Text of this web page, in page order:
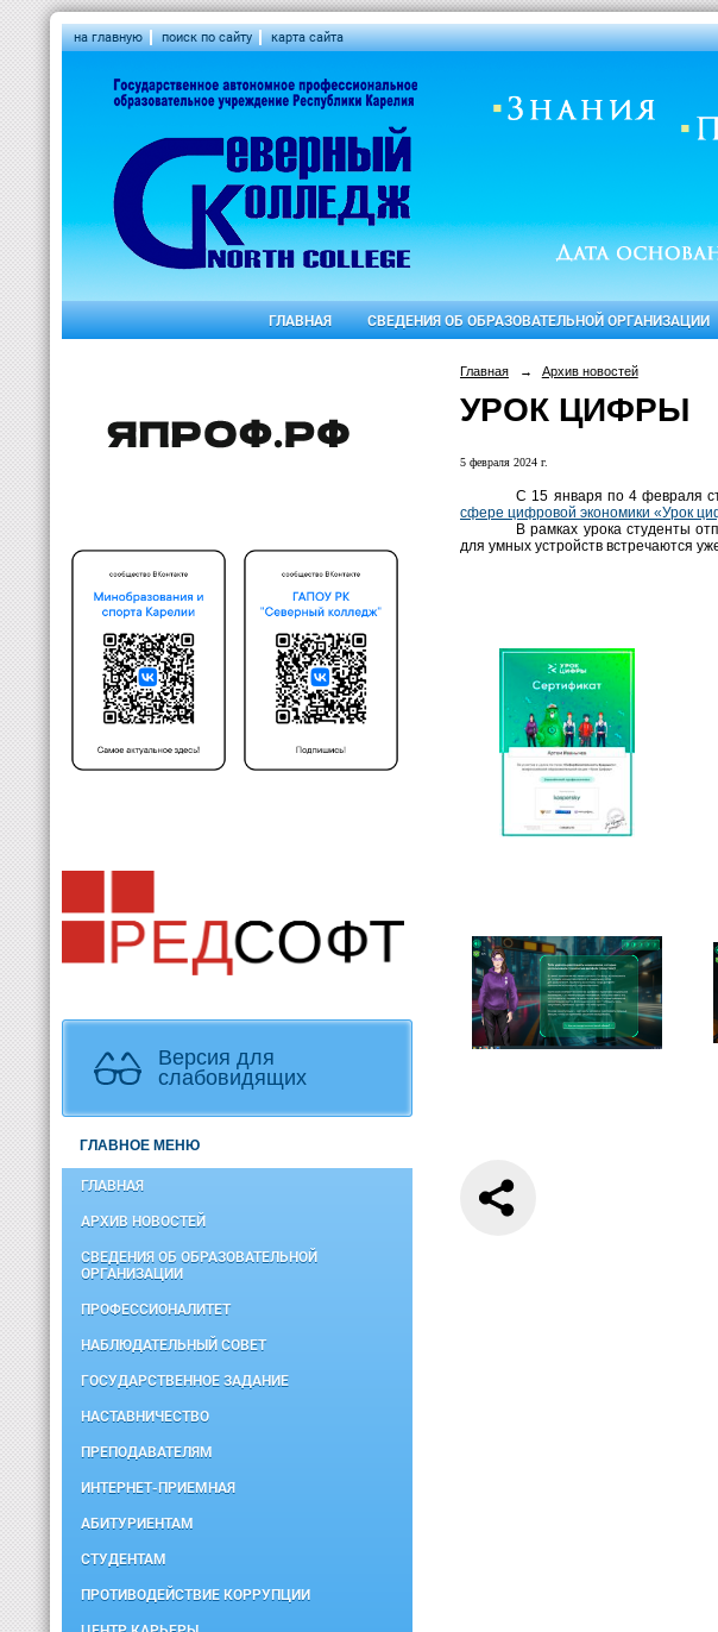
на главную поиск по сайту карта сайта
ГЛАВНАЯ СВЕДЕНИЯ ОБ ОБРАЗОВАТЕЛЬНОЙ ОРГАНИЗАЦИИ
Версия для
слабовидящих
ГЛАВНОЕ МЕНЮ
ГЛАВНАЯ
АРХИВ НОВОСТЕЙ
СВЕДЕНИЯ ОБ ОБРАЗОВАТЕЛЬНОЙ
ОРГАНИЗАЦИИ
ПРОФЕССИОНАЛИТЕТ
НАБЛЮДАТЕЛЬНЫЙ СОВЕТ
ГОСУДАРСТВЕННОЕ ЗАДАНИЕ
НАСТАВНИЧЕСТВО
ПРЕПОДАВАТЕЛЯМ
ИНТЕРНЕТ-ПРИЕМНАЯ
АБИТУРИЕНТАМ
СТУДЕНТАМ
ПРОТИВОДЕЙСТВИЕ КОРРУПЦИИ
Главная → Архив новостей
УРОК ЦИФРЫ
5 февраля 2024 г.
С 15 января по 4 февраля
сфере цифровой экономики «Урок
В рамках урока студенты
для умных устройств встречаются